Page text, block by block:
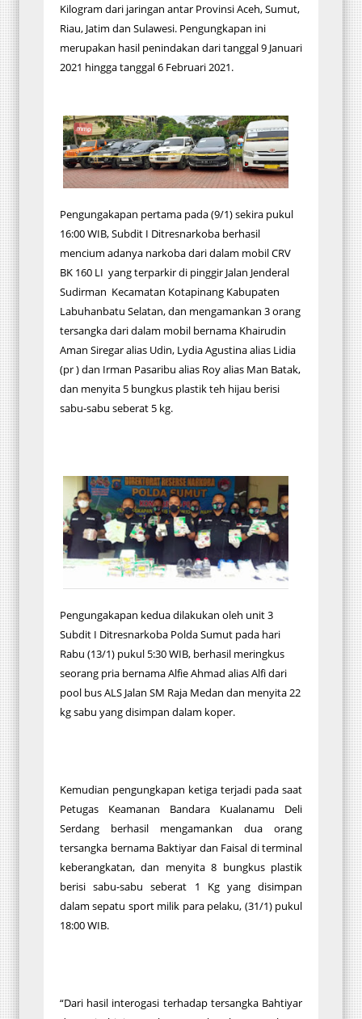
Kilogram dari jaringan antar Provinsi Aceh, Sumut,
Riau, Jatim dan Sulawesi. Pengungkapan ini
merupakan hasil penindakan dari tanggal 9 Januari
2021 hingga tanggal 6 Februari 2021.
Pengungakapan pertama pada (9/1) sekira pukul
16:00 WIB, Subdit I Ditresnarkoba berhasil
mencium adanya narkoba dari dalam mobil CRV
BK 160 LI yang terparkir di pinggir Jalan Jenderal
Sudirman Kecamatan Kotapinang Kabupaten
Labuhanbatu Selatan, dan mengamankan 3 orang
tersangka dari dalam mobil bernama Khairudin
Aman Siregar alias Udin, Lydia Agustina alias Lidia
(pr ) dan Irman Pasaribu alias Roy alias Man Batak,
dan menyita 5 bungkus plastik teh hijau berisi
sabu-sabu seberat 5 kg.
Pengungakapan kedua dilakukan oleh unit 3
Subdit I Ditresnarkoba Polda Sumut pada hari
Rabu (13/1) pukul 5:30 WIB, berhasil meringkus
seorang pria bernama Alfie Ahmad alias Alfi dari
pool bus ALS Jalan SM Raja Medan dan menyita 22
kg sabu yang disimpan dalam koper.
Kemudian pengungkapan ketiga terjadi pada saat
Petugas Keamanan Bandara Kualanamu Deli
Serdang berhasil mengamankan dua orang
tersangka bernama Baktiyar dan Faisal di terminal
keberangkatan, dan menyita 8 bungkus plastik
berisi sabu-sabu seberat 1 Kg yang disimpan
dalam sepatu sport milik para pelaku, (31/1) pukul
18:00 WIB.
“Dari hasil interogasi terhadap tersangka Bahtiyar